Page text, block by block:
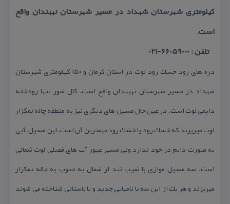
كیلومتری شهرستان شهداد در مسیر شهرستان نهبندان واقع
است.
تلفن : 66059000-021
دره های رود خسك رود لوت در استان كرمان و ۱۵۰ كیلومتری شهرستان
شهداد در مسیر شهرستان نهبندان واقع است. كال شور تنها رودخانه
دایمی لوت است. در عین حال مسیل های دیگری نیز به منطقه چاله نمكزار
لوت میریزند كه خسك رود یا خشك رود مهمترین آن است. این مسیل، آبی
به صورت دایم در خود ندارد ولی مسیر عبور آب های فصلی لوت شمالی
است. سه مسیل موازی با شیب تند از شمال به جنوب به چاله نمكزار
میریزند و هر یك از این سه با نامهایی جدید و یا باستانی شناخته می شوند